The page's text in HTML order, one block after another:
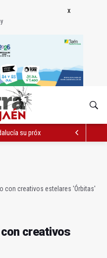
su próximo comité de crisis
con creativos estelares 'Órbitas'
creativos